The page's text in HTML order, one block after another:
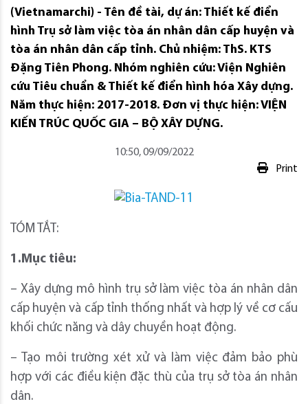
(Vietnamarchi) - Tên đề tài, dự án: Thiết kế điển
hình Trụ sở làm việc tòa án nhân dân cấp huyện và
tòa án nhân dân cấp tỉnh. Chủ nhiệm: ThS. KTS
Đặng Tiên Phong. Nhóm nghiên cứu: Viện Nghiên
cứu Tiêu chuẩn & Thiết kế điển hình hóa Xây dựng.
Năm thực hiện: 2017-2018. Đơn vị thực hiện: VIỆN
KIẾN TRÚC QUỐC GIA – BỘ XÂY DỰNG.
10:50, 09/09/2022
Print
TÓM TẮT:
1.Mục tiêu:
– Xây dựng mô hình trụ sở làm việc tòa án nhân dân
cấp huyện và cấp tỉnh thống nhất và hợp lý về cơ cấu
khối chức năng và dây chuyền hoạt động.
– Tạo môi trường xét xử và làm việc đảm bảo phù
hợp với các điều kiện đặc thù của trụ sở tòa án nhân
dân.